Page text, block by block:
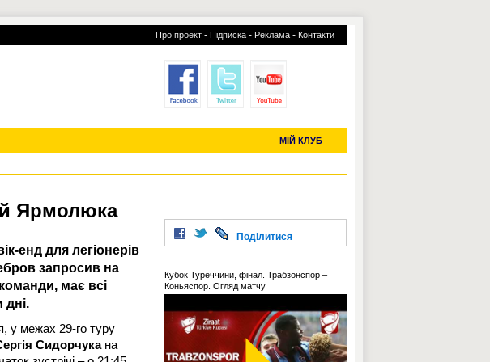
Про проект - Підписка - Реклама - Контакти
МІЙ КЛУБ
УСІ ТРАНСФЕРИ
й Ярмолюка
енд для легіонерів
запросив на
має всі
дні.
у межах 29-го туру
Сидорчука на
Поділитися
Кубок Туреччини, фінал. Трабзонспор –
Коньяспор. Огляд матчу